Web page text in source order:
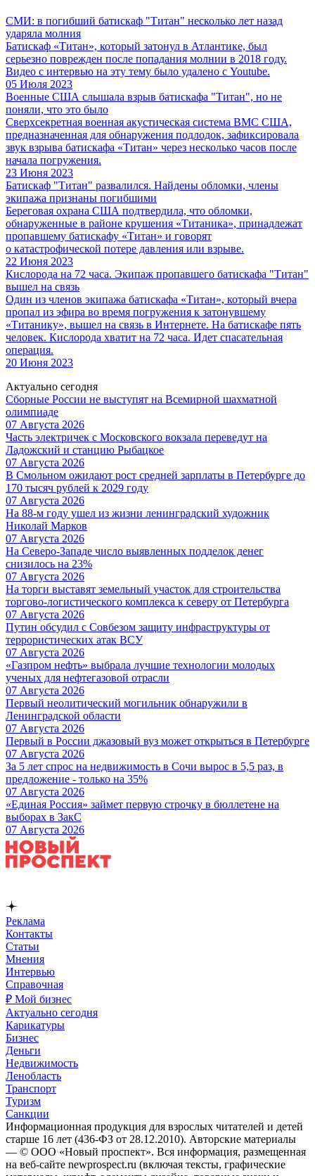
СМИ: в погибший батискаф "Титан" несколько лет назад
ударяла молния
Батискаф «Титан», который затонул в Атлантике, был
серьезно поврежден после попадания молнии в 2018 году.
Видео с интервью на эту тему было удалено с Youtube.
05 Июля 2023
Военные США слышала взрыв батискафа "Титан", но не
поняли, что это было
Сверхсекретная военная акустическая система ВМС США,
предназначенная для обнаружения подлодок, зафиксировала
звук взрыва батискафа «Титан» через несколько часов после
начала погружения.
23 Июня 2023
Батискаф "Титан" развалился. Найдены обломки, члены
экипажа признаны погибшими
Береговая охрана США подтвердила, что обломки,
обнаруженные в районе крушения «Титаника», принадлежат
пропавшему батискафу «Титан» и говорят
о катастрофической потере давления или взрыве.
22 Июня 2023
Кислорода на 72 часа. Экипаж пропавшего батискафа "Титан"
вышел на связь
Один из членов экипажа батискафа «Титан», который вчера
пропал из эфира во время погружения к затонувшему
«Титанику», вышел на связь в Интернете. На батискафе пять
человек. Кислорода хватит на 72 часа. Идет спасательная
операция.
20 Июня 2023
Актуально сегодня
Сборные России не выступят на Всемирной шахматной
олимпиаде
07 Августа 2026
Часть электричек с Московского вокзала переведут на
Ладожский и станцию Рыбацкое
07 Августа 2026
В Смольном ожидают рост средней зарплаты в Петербурге до
170 тысяч рублей к 2029 году
07 Августа 2026
На 88-м году ушел из жизни ленинградский художник
Николай Марков
07 Августа 2026
На Северо-Западе число выявленных подделок денег
снизилось на 23%
07 Августа 2026
На торги выставят земельный участок для строительства
торгово-логистического комплекса к северу от Петербурга
07 Августа 2026
Путин обсудил с Совбезом защиту инфраструктуры от
террористических атак ВСУ
07 Августа 2026
«Газпром нефть» выбрала лучшие технологии молодых
ученых для нефтегазовой отрасли
07 Августа 2026
Первый неолитический могильник обнаружили в
Ленинградской области
07 Августа 2026
Первый в России джазовый вуз может открыться в Петербурге
07 Августа 2026
За 5 лет спрос на недвижимость в Сочи вырос в 5,5 раз, в
предложение - только на 35%
07 Августа 2026
«Единая Россия» займет первую строчку в бюллетене на
выборах в ЗакС
07 Августа 2026
Реклама
Контакты
Статьи
Мнения
Интервью
Справочная
₽ Мой бизнес
Актуально сегодня
Карикатуры
Бизнес
Деньги
Недвижимость
Ленобласть
Транспорт
Туризм
Санкции
Информационная продукция для взрослых читателей и детей
старше 16 лет (436-ФЗ от 28.12.2010). Авторские материалы
— © ООО «Новый проспект». Вся информация, размещенная
на веб-сайте newprospect.ru (включая тексты, графические